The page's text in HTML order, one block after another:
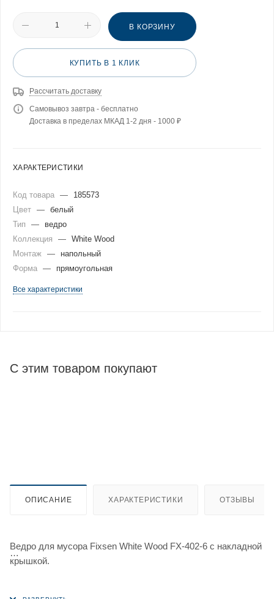
В КОРЗИНУ
КУПИТЬ В 1 КЛИК
Рассчитать доставку
Самовывоз завтра - бесплатно
Доставка в пределах МКАД 1-2 дня - 1000 ₽
ХАРАКТЕРИСТИКИ
Код товара —
185573
Цвет — белый
Тип
—
ведро
Коллекция
— White Wood
Монтаж —
напольный
Форма — прямоугольная
Все характеристики
С этим товаром покупают
ОПИСАНИЕ ХАРАКТЕРИСТИКИ ОТЗЫВЫ
Ведро для мусора Fixsen White Wood FX-402-6 с накладной
крышкой.